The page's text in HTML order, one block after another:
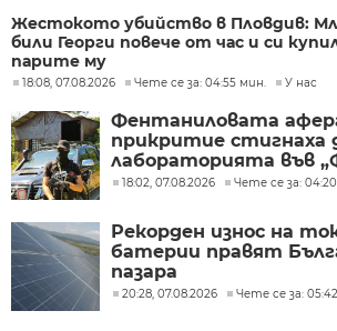
Жестокото убийство в Пловдив:
били Георги повече от час и си
парите му
18:08, 07.08.2026 Чете се за: 04:55 мин. У нас
Фентаниловата
прикритие стигнаха
лабораторията във
18:02, 07.08.2026 Чете се за:
Рекорден износ на
батерии правят
пазара
20:28, 07.08.2026 Чете се за: